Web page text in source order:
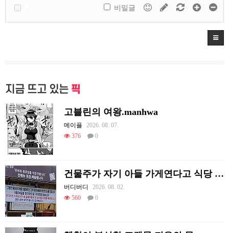
비밀글
지금 뜨고 있는 픽
고블린의 여왕.manhwa
메이플
2026. 08. 07.
376
0
건물주가 자기 아들 가게연다고 식당 폐업시킴
버디버디
2026. 08. 02.
560
0